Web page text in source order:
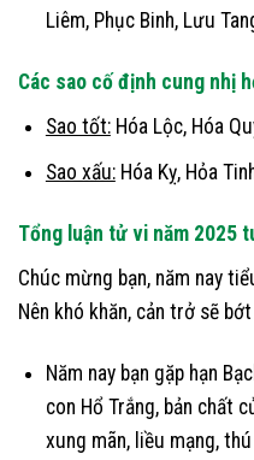
Liêm, Phục Binh, Lưu
Các sao cố định cung nhị
Sao tốt:Hóa Lộc, Hóa
Sao xấu:Hóa Kỵ, Hỏa
Tổng luận tử vi năm 2025
Chúc mừng bạn, năm nay
Nên khó khăn, cản trở sẽ
Năm nay bạn gặp hạn
con Hổ Trắng, bản chất
xung mãn, liều mạng,